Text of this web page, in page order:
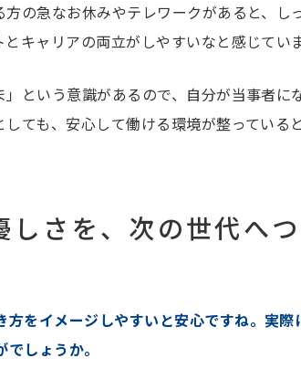
の急なお休みやテレワークがあると、
キャリアの両立がしやすいなと感じていま
という意識があるので、自分が当事者に
ても、安心して働ける環境が整っている
しさを、次の世代へ
をイメージしやすいと安心ですね。実
しょうか。